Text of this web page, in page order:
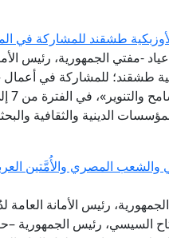
طشقند للمشاركة في
-مفتي الجمهورية، رئيس
طشقند؛ للمشاركة في أعمال
الدينية والثقافية
المصري والأُمَّتين
رئيس الأمانة العامة
السيسي، رئيس الجمهورية